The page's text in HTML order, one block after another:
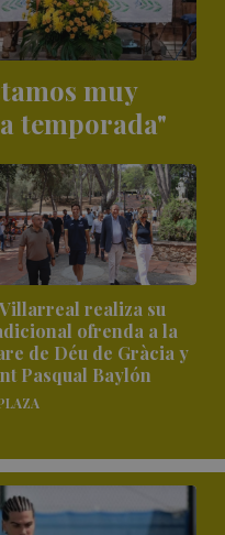
muy
temporada"
realiza su
ofrenda a la
de Déu de Gràcia y
Pasqual Baylón